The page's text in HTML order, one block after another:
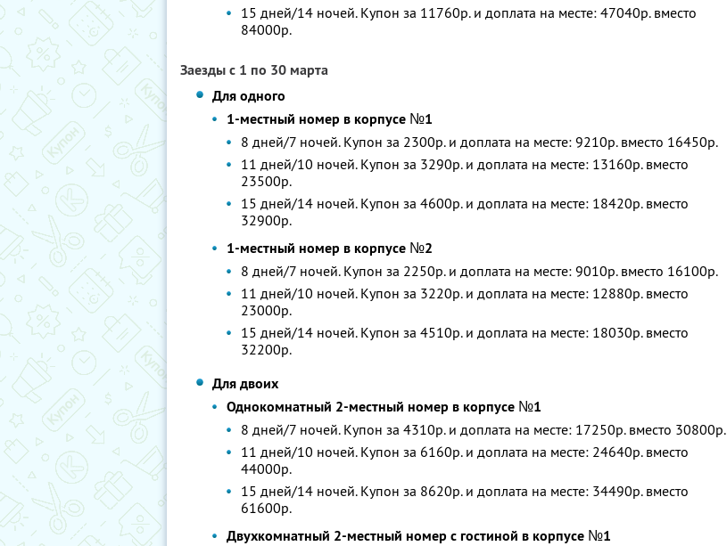
15 дней/14 ночей. Купон за 11760р. и доплата на месте: 47040р. вместо
84000р.
Заезды с 1 по 30 марта
Для одного
1-местный номер в корпусе №1
8 дней/7 ночей. Купон за 2300р. и доплата на месте: 9210р. вместо 16450р.
11 дней/10 ночей. Купон за 3290р. и доплата на месте: 13160р. вместо
23500р.
15 дней/14 ночей. Купон за 4600р. и доплата на месте: 18420р. вместо
32900р.
1-местный номер в корпусе №2
8 дней/7 ночей. Купон за 2250р. и доплата на месте: 9010р. вместо 16100р.
11 дней/10 ночей. Купон за 3220р. и доплата на месте: 12880р. вместо
23000р.
15 дней/14 ночей. Купон за 4510р. и доплата на месте: 18030р. вместо
32200р.
Для двоих
Однокомнатный 2-местный номер в корпусе №1
8 дней/7 ночей. Купон за 4310р. и доплата на месте: 17250р. вместо 30800р.
11 дней/10 ночей. Купон за 6160р. и доплата на месте: 24640р. вместо
44000р.
15 дней/14 ночей. Купон за 8620р. и доплата на месте: 34490р. вместо
61600р.
Двухкомнатный 2-местный номер с гостиной в корпусе №1